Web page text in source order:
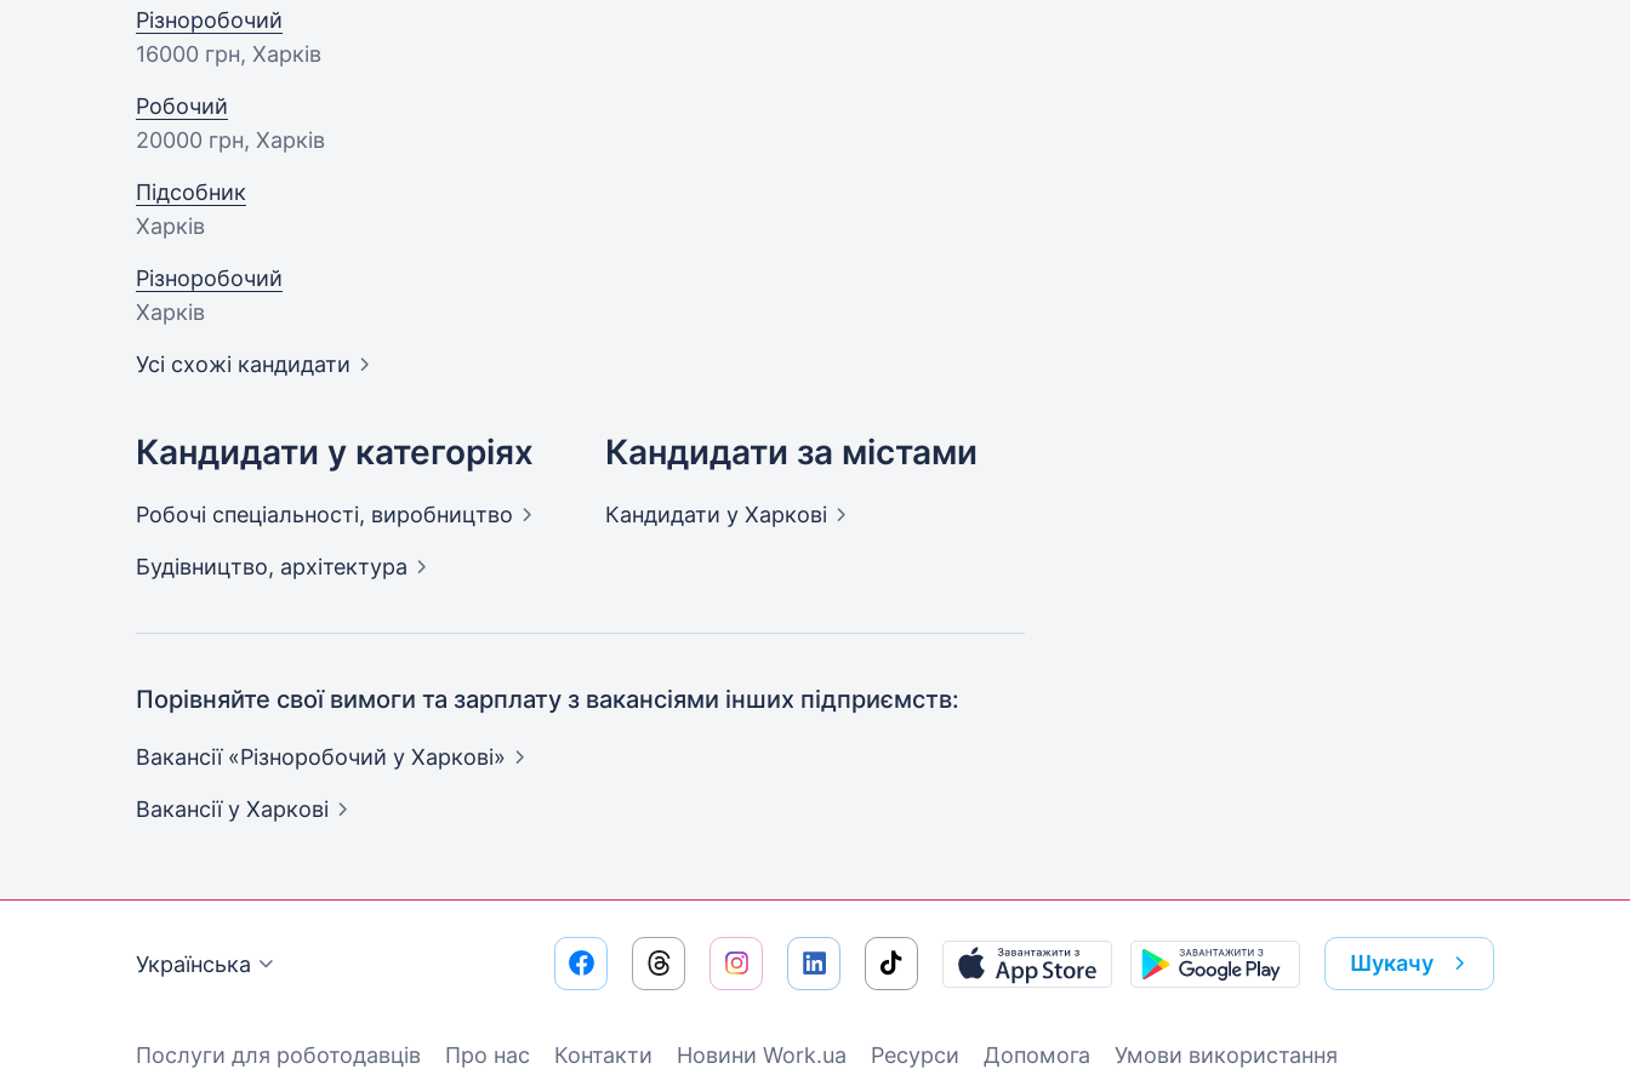
Різноробочий
16000 грн, Харків
Робочий
20000 грн, Харків
Підсобник
Харків
Різноробочий
Харків
Усі схожі кандидати
Кандидати у категоріях
Робочі спеціальності, виробництво
Будівництво, архітектура
Кандидати за містами
Кандидати у Харкові
Порівняйте свої вимоги та зарплату з вакансіями інших підприємств:
Вакансії «Різноробочий у Харкові»
Вакансіїу Харкові
Українська Шукачу
Послуги для роботодавців Про нас Контакти Новини Work.ua Ресурси Допомога
Умови використання